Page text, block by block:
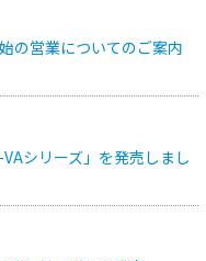
の営業についてのご案内
シリーズ」を発売しまし